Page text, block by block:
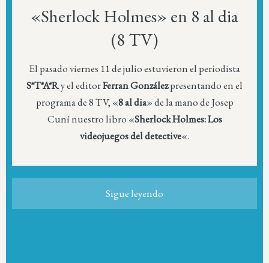
«Sherlock Holmes» en 8 al dia
(8 TV)
El pasado viernes 11 de julio estuvieron el periodista
S*T*A*Ry el editorFerran Gonzálezpresentando en el
programa de 8 TV, «8 al dia» de la mano de Josep
Cuní nuestro libro «Sherlock Holmes: Los
videojuegos del detective«.
Sigue leyendo